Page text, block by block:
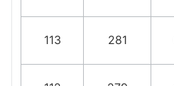
113 281